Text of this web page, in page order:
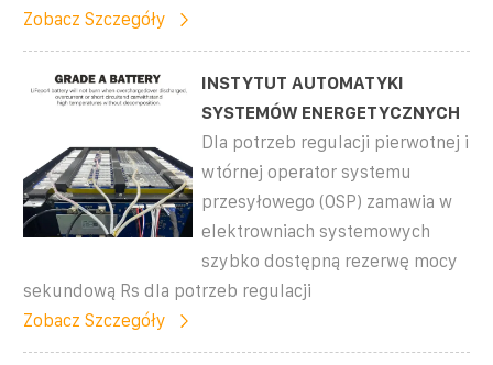
Zobacz Szczegóły
INSTYTUT AUTOMATYKI
SYSTEMÓW ENERGETYCZNYCH
Dla potrzeb regulacji pierwotnej i
wtórnej operator systemu
przesyłowego (OSP) zamawia w
elektrowniach systemowych
szybko dostępną rezerwę mocy
sekundową Rs dla potrzeb regulacji
Zobacz Szczegóły